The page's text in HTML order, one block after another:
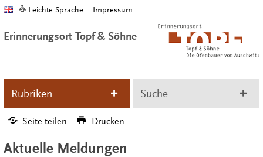
Leichte Sprache Impressum
Erinnerungsort Topf & Söhne
Rubriken Suche
Seite teilen Drucken
Aktuelle Meldungen